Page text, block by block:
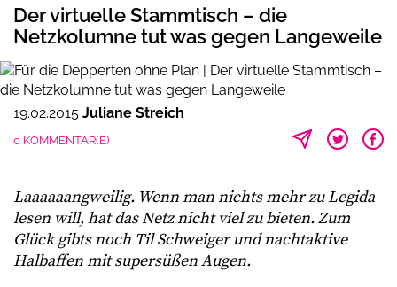
Der virtuelle Stammtisch – die
Netzkolumne tut was gegen Langeweile
19.02.2015 Juliane Streich
0 KOMMENTAR(E)
Laaaaaangweilig. Wenn man nichts mehr zu Legida
lesen will, hat das Netz nicht viel zu bieten. Zum
Glück gibts noch Til Schweiger und nachtaktive
Halbaffen mit supersüßen Augen.